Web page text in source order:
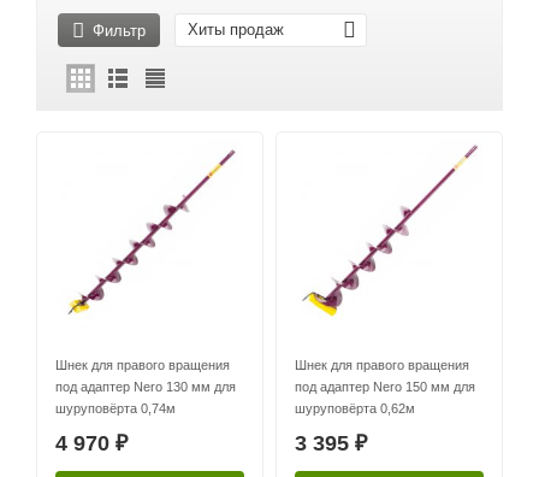
Фильтр Хиты продаж
Шнек для правого вращения
под адаптер Nero 130 мм для
шуруповёрта 0,74м
4 970 ₽
Шнек для правого вращения
под адаптер Nero 150 мм для
шуруповёрта 0,62м
3 395 ₽